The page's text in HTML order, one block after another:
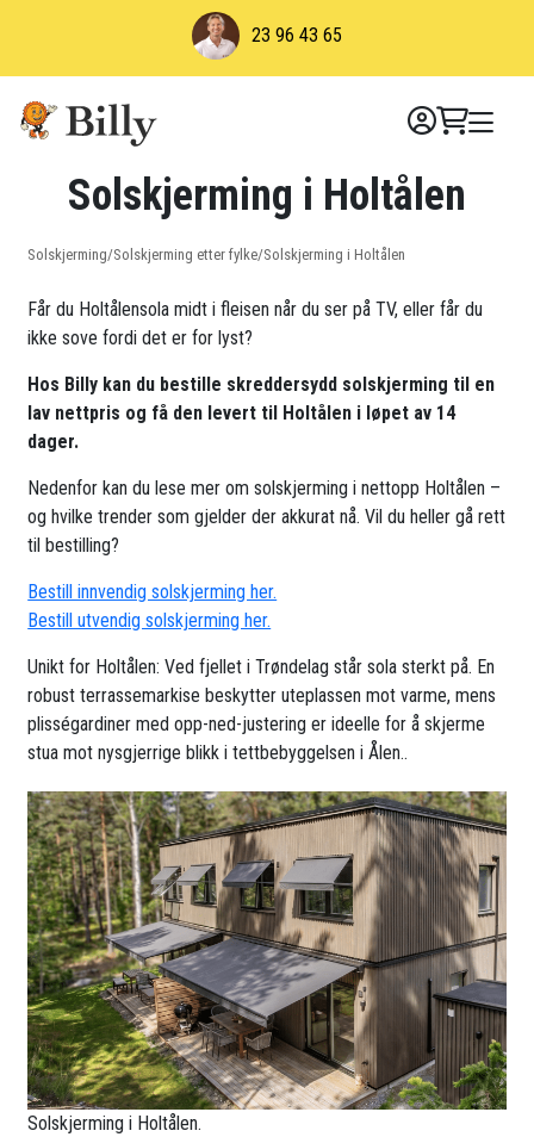
23 96 43 65
Solskjerming i Holtålen
Solskjerming/Solskjerming etter fylke/Solskjerming i Holtålen
Får du Holtålensola midt i fleisen når du ser på TV, eller får du
ikke sove fordi det er for lyst?
Hos Billy kan du bestille skreddersydd solskjerming til en
lav nettpris og få den levert til Holtålen i løpet av 14
dager.
Nedenfor kan du lese mer om solskjerming i nettopp Holtålen –
og hvilke trender som gjelder der akkurat nå. Vil du heller gå rett
til bestilling?
Bestill innvendig solskjerming her.
Bestill utvendig solskjerming her.
Unikt for Holtålen: Ved fjellet i Trøndelag står sola sterkt på. En
robust terrassemarkise beskytter uteplassen mot varme, mens
plisségardiner med opp-ned-justering er ideelle for å skjerme
stua mot nysgjerrige blikk i tettbebyggelsen i Ålen..
Solskjerming i Holtålen.